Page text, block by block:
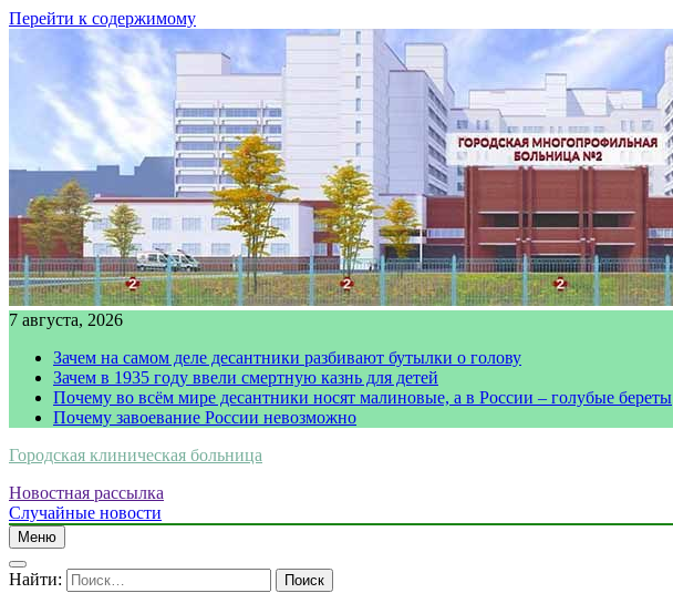
Перейти к содержимому
7 августа, 2026
Зачем на самом деле десантники разбивают бутылки о голову
Зачем в 1935 году ввели смертную казнь для детей
Почему во всём мире десантники носят малиновые, а в России – голубые береты
Почему завоевание России невозможно
Городская клиническая больница
Новостная рассылка
Случайные новости
Меню
Найти: